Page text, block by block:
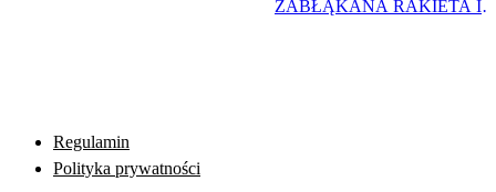
ZABŁĄKANA RAKIETA I
Regulamin
Polityka prywatności